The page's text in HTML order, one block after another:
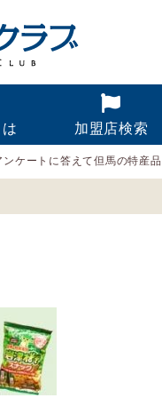
加盟店検索
ケートに答えて但馬の特産